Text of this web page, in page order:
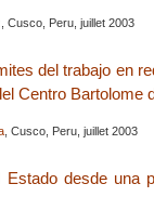
Cusco, Peru, juillet 2003
del trabajo en
Centro Bartolome
, Cusco, Peru, juillet 2003
Estado desde una